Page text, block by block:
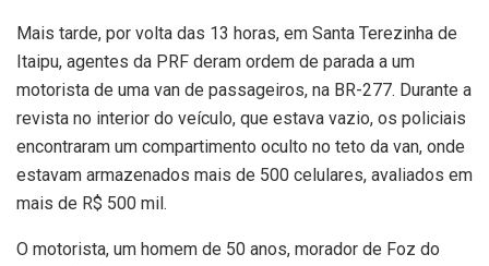
Mais tarde, por volta das 13 horas, em Santa Terezinha de
Itaipu, agentes da PRF deram ordem de parada a um
motorista de uma van de passageiros, na BR-277. Durante a
revista no interior do veículo, que estava vazio, os policiais
encontraram um compartimento oculto no teto da van, onde
estavam armazenados mais de 500 celulares, avaliados em
mais de R$ 500 mil.
O motorista, um homem de 50 anos, morador de Foz do